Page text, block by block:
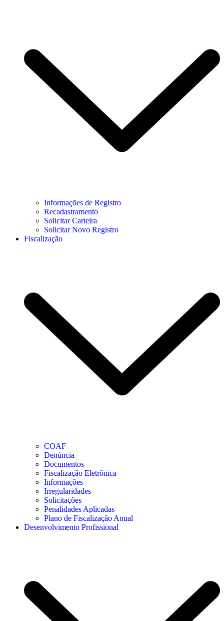
Informações de Registro
Recadastramento
Solicitar Carteira
Solicitar Novo Registro
Fiscalização
COAF
Denúncia
Documentos
Fiscalização Eletrônica
Informações
Irregularidades
Solicitações
Penalidades Aplicadas
Plano de Fiscalização Anual
Desenvolvimento Profissional